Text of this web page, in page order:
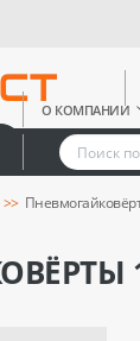
О КОМПАНИИ